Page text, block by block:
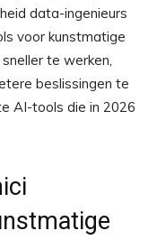
data-ingenieurs
voor kunstmatige
te werken,
beslissingen te
AI-tools die in 2026